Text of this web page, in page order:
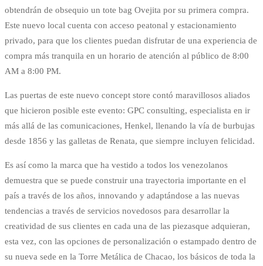
obtendrán de obsequio un tote bag Ovejita por su primera compra.
Este nuevo local cuenta con acceso peatonal y estacionamiento
privado, para que los clientes puedan disfrutar de una experiencia de
compra más tranquila en un horario de atención al público de 8:00
AM a 8:00 PM.
Las puertas de este nuevo concept store contó maravillosos aliados
que hicieron posible este evento: GPC consulting, especialista en ir
más allá de las comunicaciones, Henkel, llenando la vía de burbujas
desde 1856 y las galletas de Renata, que siempre incluyen felicidad.
Es así como la marca que ha vestido a todos los venezolanos
demuestra que se puede construir una trayectoria importante en el
país a través de los años, innovando y adaptándose a las nuevas
tendencias a través de servicios novedosos para desarrollar la
creatividad de sus clientes en cada una de las piezasque adquieran,
esta vez, con las opciones de personalización o estampado dentro de
su nueva sede en la Torre Metálica de Chacao, los básicos de toda la